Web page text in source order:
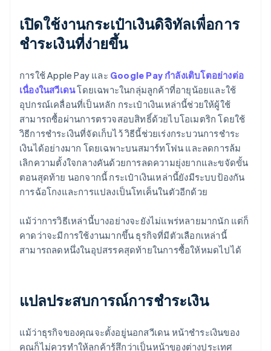
เปิดใช้งานกระเป๋าเงินดิจิทัลเพื่อการ
ชำระเงินที่ง่ายขึ้น
การใช้ Apple Pay และ Google Pay กำลังเติบโตอย่างต่อ
เนื่องในสวีเดนโดยเฉพาะในกลุ่มลูกค้าที่อายุน้อยและใช้
อุปกรณ์เคลื่อนที่เป็นหลัก กระเป๋าเงินเหล่านี้ช่วยให้ผู้ใช้
สามารถซื้อผ่านการตรวจสอบสิทธิ์ด้วยไบโอเมตริก โดยใช้
วิธีการชำระเงินที่จัดเก็บไว้ วิธีนี้ช่วยเร่งกระบวนการชำระ
เงินได้อย่างมาก โดยเฉพาะบนสมาร์ทโฟน และลดการล้ม
เลิกความตั้งใจกลางคันด้วยการลดความยุ่งยากและขจัดขั้น
ตอนสุดท้าย นอกจากนี้ กระเป๋าเงินเหล่านี้ยังมีระบบป้องกัน
การฉ้อโกงและการแปลงเป็นโทเค็นในตัวอีกด้วย
แม้ว่าการวิธีเหล่านี้บางอย่างจะยังไม่แพร่หลายมากนัก แต่ก็
คาดว่าจะมีการใช้งานมากขึ้น ธุรกิจที่มีตัวเลือกเหล่านี้
สามารถลดหนึ่งในอุปสรรคสุดท้ายในการซื้อให้หมดไปได้
แปลประสบการณ์การชำระเงิน
แม้ว่าธุรกิจของคุณจะตั้งอยู่นอกสวีเดน หน้าชำระเงินของ
คุณก็ไม่ควรทำให้ลูกค้ารู้สึกว่าเป็นหน้าของต่างประเทศ